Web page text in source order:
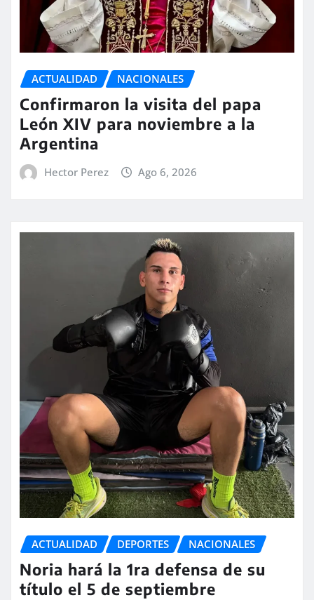
ACTUALIDAD NACIONALES
Confirmaron la visita del papa
León XIV para noviembre a la
Argentina
Hector Perez Ago 6, 2026
ACTUALIDAD DEPORTES NACIONALES
Noria hará la 1ra defensa de su
título el 5 de septiembre